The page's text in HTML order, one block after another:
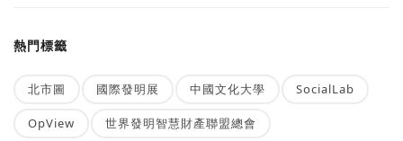
熱門標籤
北市圖 國際發明展 中國文化大學 SocialLab
OpView 世界發明智慧財產聯盟總會